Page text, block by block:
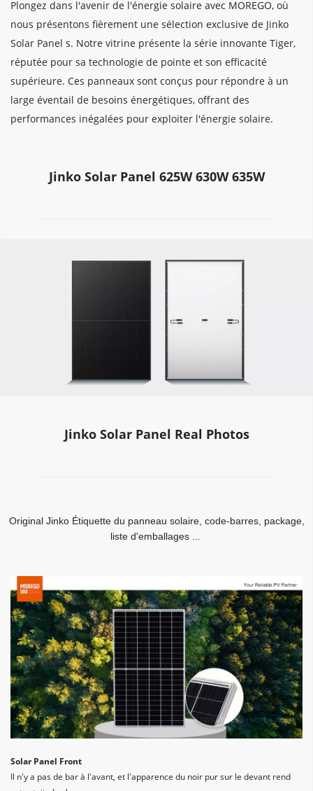
Plongez dans l'avenir de l'énergie solaire avec MOREGO, où
nous présentons fièrement une sélection exclusive de Jinko
Solar Panel s. Notre vitrine présente la série innovante Tiger,
réputée pour sa technologie de pointe et son efficacité
supérieure. Ces panneaux sont conçus pour répondre à un
large éventail de besoins énergétiques, offrant des
performances inégalées pour exploiter l'énergie solaire.
Jinko Solar Panel 625W 630W 635W
Jinko Solar Panel Real Photos
Original Jinko Étiquette du panneau solaire, code-barres, package,
liste d'emballages ...
Solar Panel Front
Il n'y a pas de bar à l'avant, et l'apparence du noir pur sur le devant rend